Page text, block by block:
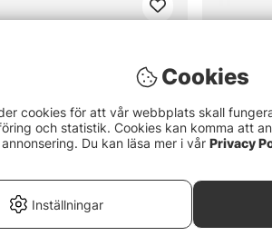
Cookies
cookies för att vår webbplats skall
och statistik. Cookies kan komma att
Du kan läsa mer i vår Privacy
Inställningar